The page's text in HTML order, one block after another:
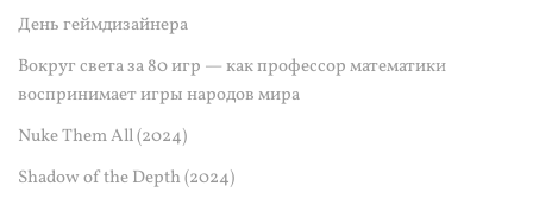
День геймдизайнера
Вокруг света за 80 игр — как профессор математики
воспринимает игры народов мира
Nuke Them All (2024)
Shadow of the Depth (2024)